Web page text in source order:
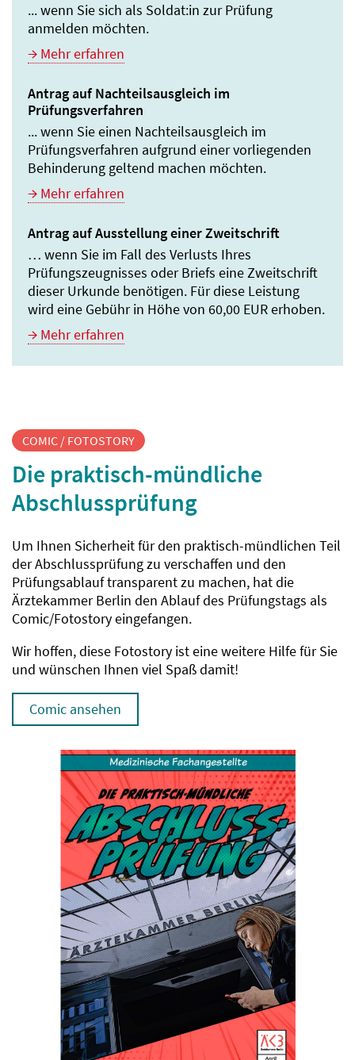
... wenn Sie sich als Soldat:in zur Prüfung
anmelden möchten.
Mehr erfahren
Antrag auf Nachteilsausgleich im
Prüfungsverfahren
... wenn Sie einen Nachteilsausgleich im
Prüfungsverfahren aufgrund einer vorliegenden
Behinderung geltend machen möchten.
Mehr erfahren
Antrag auf Ausstellung einer Zweitschrift
… wenn Sie im Fall des Verlusts Ihres
Prüfungszeugnisses oder Briefs eine Zweitschrift
dieser Urkunde benötigen. Für diese Leistung
wird eine Gebühr in Höhe von 60,00 EUR erhoben.
Mehr erfahren
COMIC / FOTOSTORY
Die praktisch-mündliche
Abschlussprüfung
Um Ihnen Sicherheit für den praktisch-mündlichen Teil
der Abschlussprüfung zu verschaffen und den
Prüfungsablauf transparent zu machen, hat die
Ärztekammer Berlin den Ablauf des Prüfungstags als
Comic/Fotostory eingefangen.
Wir hoffen, diese Fotostory ist eine weitere Hilfe für Sie
und wünschen Ihnen viel Spaß damit!
Comic ansehen